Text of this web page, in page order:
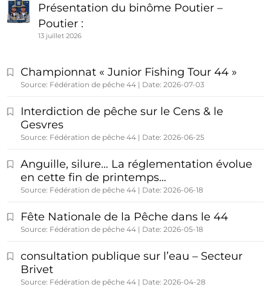
Présentation du binôme Poutier –
Poutier :
13 juillet 2026
Championnat « Junior Fishing Tour 44 »
Source: Fédération de pêche 44 Date: 2026-07-03
Interdiction de pêche sur le Cens & le
Gesvres
Source: Fédération de pêche 44 Date: 2026-06-25
Anguille, silure… La réglementation évolue
en cette fin de printemps…
Source: Fédération de pêche 44 Date: 2026-06-18
Fête Nationale de la Pêche dans le 44
Source: Fédération de pêche 44 Date: 2026-05-18
consultation publique sur l’eau – Secteur
Brivet
Source: Fédération de pêche 44 Date: 2026-04-28